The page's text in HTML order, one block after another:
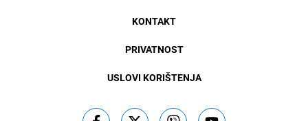
KONTAKT
PRIVATNOST
USLOVI KORIŠTENJA